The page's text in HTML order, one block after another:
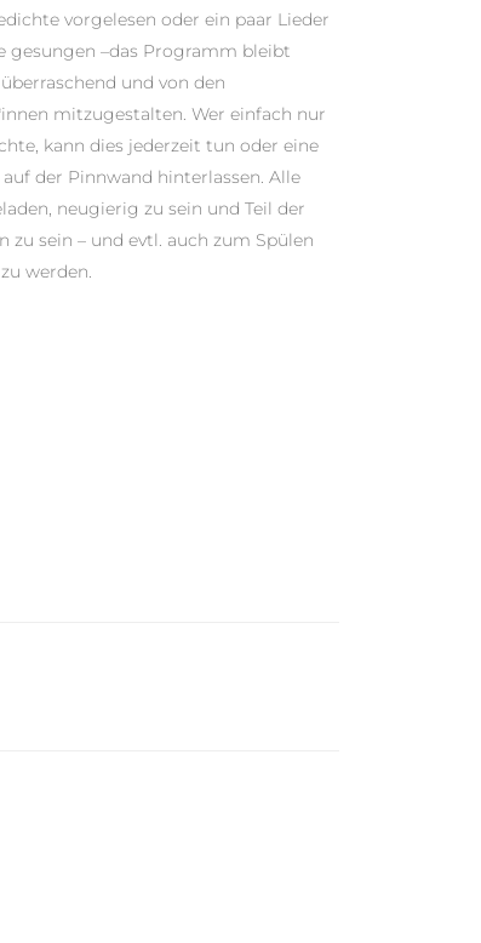
vorgelesen oder ein paar Lieder
gesungen –das Programm bleibt
und von den
mitzugestalten. Wer einfach nur
kann dies jederzeit tun oder eine
der Pinnwand hinterlassen. Alle
neugierig zu sein und Teil der
zu sein – und evtl. auch zum Spülen
werden.